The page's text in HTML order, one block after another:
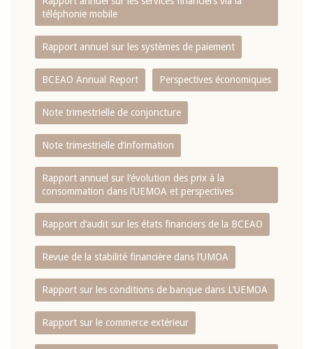
téléphonie mobile
Rapport annuel sur les systèmes de paiement
BCEAO Annual Report Perspectives économiques
Note trimestrielle de conjoncture
Note trimestrielle d‘information
Rapport annuel sur l‘évolution des prix à la
consommation dans l‘UEMOA et perspectives
Rapport d‘audit sur les états financiers de la BCEAO
Revue de la stabilité financière dans l‘UMOA
Rapport sur les conditions de banque dans L‘UEMOA
Rapport sur le commerce extérieur